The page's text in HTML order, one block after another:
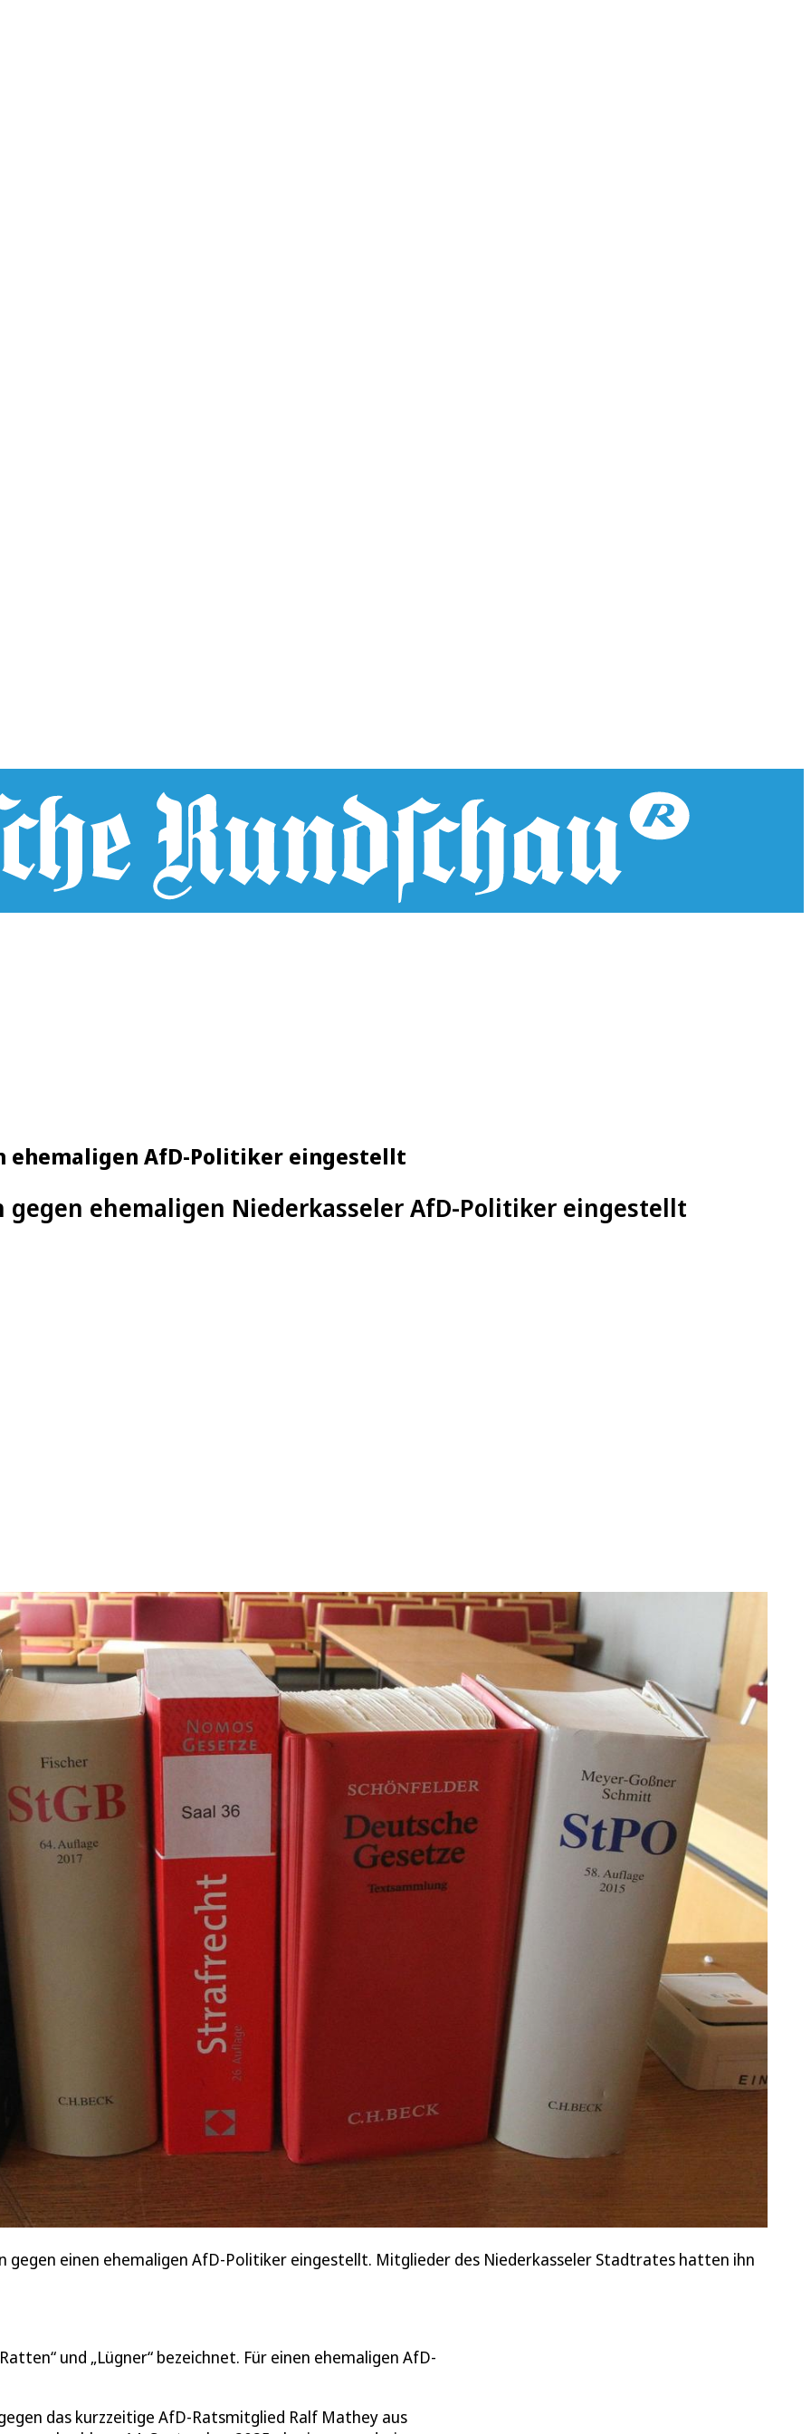
ehemaligen AfD-Politiker eingestellt
ehemaligen Niederkasseler AfD-Politiker eingestellt
einen ehemaligen AfD-Politiker eingestellt. Mitglieder des Niederkasseler Stadtrates hatten ihn
und „Lügner“ bezeichnet. Für einen ehemaligen AfD-
das kurzzeitige AfD-Ratsmitglied Ralf Mathey aus